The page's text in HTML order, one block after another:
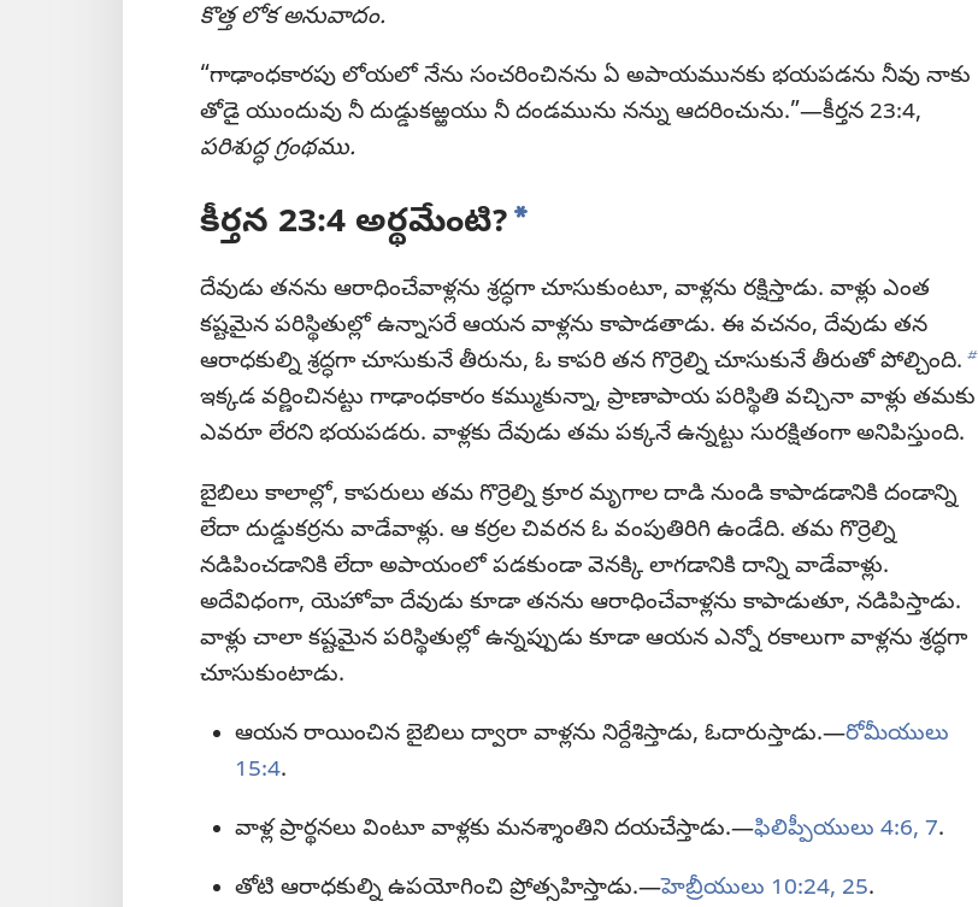
కొత్త లోక అనువాదం.
“గాఢాంధకారపు లోయలో నేను సంచరించినను ఏ అపాయమునకు భయపడను నీవు నాకు
తోడై యుందువు నీ దుడ్డుకఱ్ఱయు నీ దండమును నన్ను ఆదరించును.”—కీర్తన 23:4,
పరిశుద్ధ గ్రంథము.
కీర్తన 23:4 అర్థమేంటి?a
దేవుడు తనను ఆరాధించేవాళ్లను శ్రద్ధగా చూసుకుంటూ, వాళ్లను రక్షిస్తాడు. వాళ్లు ఎంత
కష్టమైన పరిస్థితుల్లో ఉన్నాసరే ఆయన వాళ్లను కాపాడతాడు. ఈ వచనం, దేవుడు తన
ఆరాధకుల్ని శ్రద్ధగా చూసుకునే తీరును, ఓ కాపరి తన గొర్రెల్ని చూసుకునే తీరుతో పోల్చింది. b
ఇక్కడ వర్ణించినట్టు గాఢాంధకారం కమ్ముకున్నా, ప్రాణాపాయ పరిస్థితి వచ్చినా వాళ్లు తమకు
ఎవరూ లేరని భయపడరు. వాళ్లకు దేవుడు తమ పక్కనే ఉన్నట్టు సురక్షితంగా అనిపిస్తుంది.
బైబిలు కాలాల్లో, కాపరులు తమ గొర్రెల్ని క్రూర మృగాల దాడి నుండి కాపాడడానికి దండాన్ని
లేదా దుడ్డుకర్రను వాడేవాళ్లు. ఆ కర్రల చివరన ఓ వంపుతిరిగి ఉండేది. తమ గొర్రెల్ని
నడిపించడానికి లేదా అపాయంలో పడకుండా వెనక్కి లాగడానికి దాన్ని వాడేవాళ్లు.
అదేవిధంగా, యెహోవా దేవుడు కూడా తనను ఆరాధించేవాళ్లను కాపాడుతూ, నడిపిస్తాడు.
వాళ్లు చాలా కష్టమైన పరిస్థితుల్లో ఉన్నప్పుడు కూడా ఆయన ఎన్నో రకాలుగా వాళ్లను శ్రద్ధగా
చూసుకుంటాడు.
ఆయన రాయించిన బైబిలు ద్వారా వాళ్లను నిర్దేశిస్తాడు, ఓదారుస్తాడు.—రోమీయులు
15:4.
వాళ్ల ప్రార్థనలు వింటూ వాళ్లకు మనశ్శాంతిని దయచేస్తాడు.—ఫిలిప్పీయులు 4:6, 7.
తోటి ఆరాధకుల్ని ఉపయోగించి ప్రోత్సహిస్తాడు.—హెబ్రీయులు 10:24, 25.